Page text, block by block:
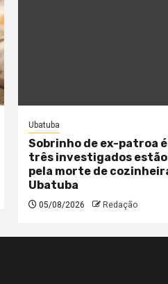
Ubatuba
Sobrinho de ex-patroa é
três investigados
pela morte de
Ubatuba
05/08/2026 Redação